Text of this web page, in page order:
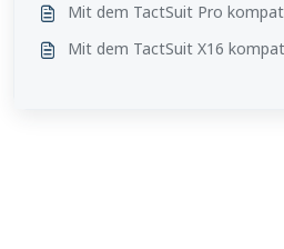
Mit dem TactSuit Pro
Mit dem TactSuit X16